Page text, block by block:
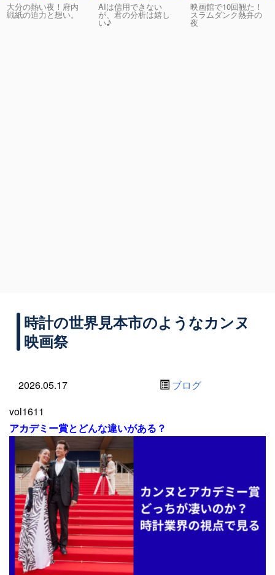
大分の熱い夜！府内
戦紙の迫力と想い。
AIは信用できない
が、君の分析は嬉し
い♪
映画館で10回観た！
スラムダンク熱弁の
夜
時計の世界見本市のようなカンヌ
映画祭
2026.05.17
ブログ
vol1611
アカデミー賞とどんな違いがある？